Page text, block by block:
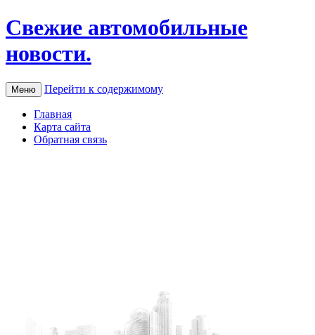
Свежие автомобильные
новости.
Меню Перейти к содержимому
Главная
Карта сайта
Обратная связь